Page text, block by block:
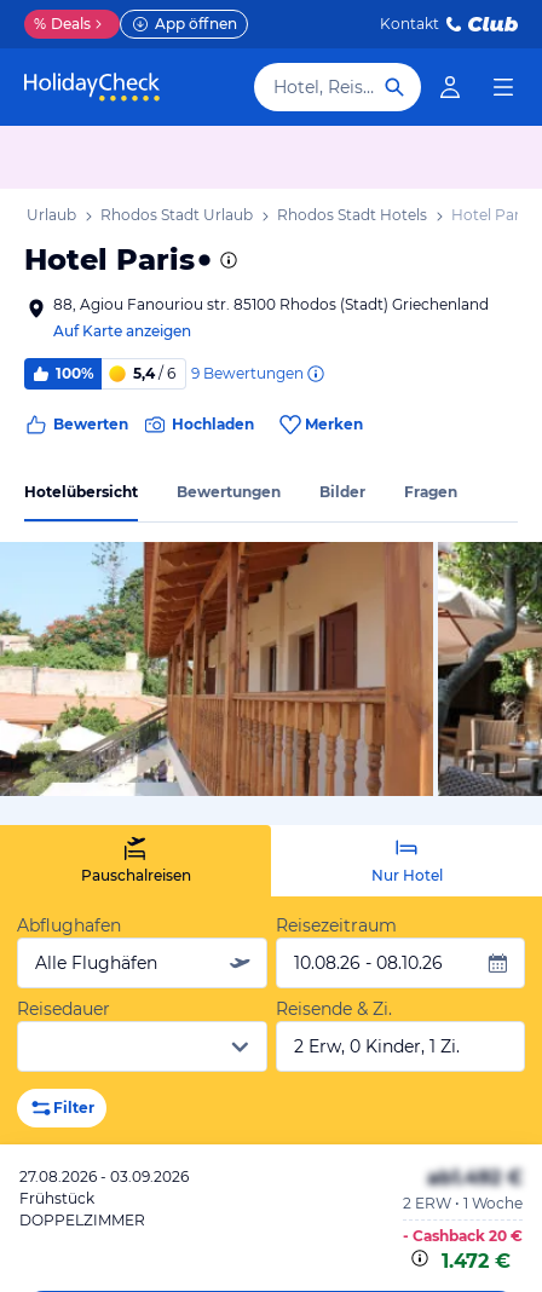
% Deals App öffnen Kontakt
Hotel, Reiseziel
Urlaub Rhodos Stadt Urlaub Rhodos Stadt Hotels Hotel Paris
Hotel Paris
88, Agiou Fanouriou str. 85100 Rhodos (Stadt) Griechenland
Auf Karte anzeigen
100% 5,4/ 6 9 Bewertungen
Bewerten Hochladen Merken
Hotelübersicht Bewertungen Bilder Fragen
von
Pauschalreisen Nur Hotel
Abflughafen
Alle Flughäfen
Reisezeitraum
10.08.26 - 08.10.26
Reisedauer
Reisende & Zi.
2 Erw, 0 Kinder, 1 Zi.
Filter
27.08.2026 - 03.09.2026
Frühstück
DOPPELZIMMER
ab1.492 €
2 ERW • 1 Woche
- Cashback 20 €
1.472 €